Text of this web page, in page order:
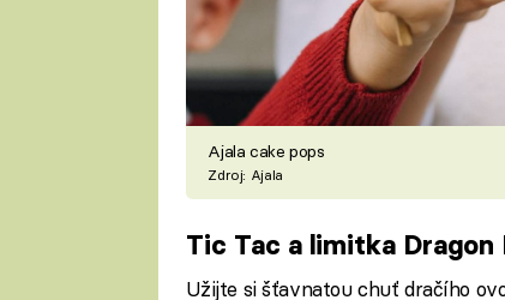
Ajala cake pops
Zdroj: Ajala
Tic Tac a limitka Dragon
Užijte si šťavnatou chuť dračího